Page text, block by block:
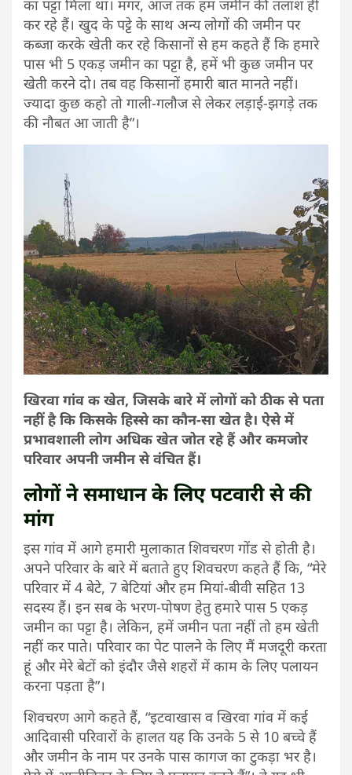
का पट्टा मिला था। मगर, आज तक हम जमीन की तलाश ही
कर रहे हैं। खुद के पट्टे के साथ अन्य लोगों की जमीन पर
कब्जा करके खेती कर रहे किसानों से हम कहते हैं कि हमारे
पास भी 5 एकड़ जमीन का पट्टा है, हमें भी कुछ जमीन पर
खेती करने दो। तब वह किसानों हमारी बात मानते नहीं।
ज्यादा कुछ कहो तो गाली-गलौज से लेकर लड़ाई-झगड़े तक
की नौबत आ जाती है”।
खिरवा गांव क खेत, जिसके बारे में लोगों को ठीक से पता
नहीं है कि किसके हिस्से का कौन-सा खेत है। ऐसे में
प्रभावशाली लोग अधिक खेत जोत रहे हैं और कमजोर
परिवार अपनी जमीन से वंचित हैं।
लोगों ने समाधान के लिए पटवारी से की
मांग
इस गांव में आगे हमारी मुलाकात शिवचरण गोंड से होती है।
अपने परिवार के बारे में बताते हुए शिवचरण कहते हैं कि, “मेरे
परिवार में 4 बेटे, 7 बेटियां और हम मियां-बीवी सहित 13
सदस्य हैं। इन सब के भरण-पोषण हेतु हमारे पास 5 एकड़
जमीन का पट्टा है। लेकिन, हमें जमीन पता नहीं तो हम खेती
नहीं कर पाते। परिवार का पेट पालने के लिए मैं मजदूरी करता
हूं और मेरे बेटों को इंदौर जैसे शहरों में काम के लिए पलायन
करना पड़ता है”।
शिवचरण आगे कहते हैं, “इटवाखास व खिरवा गांव में कई
आदिवासी परिवारों के हालत यह कि उनके 5 से 10 बच्चे हैं
और जमीन के नाम पर उनके पास कागज का टुकड़ा भर है।